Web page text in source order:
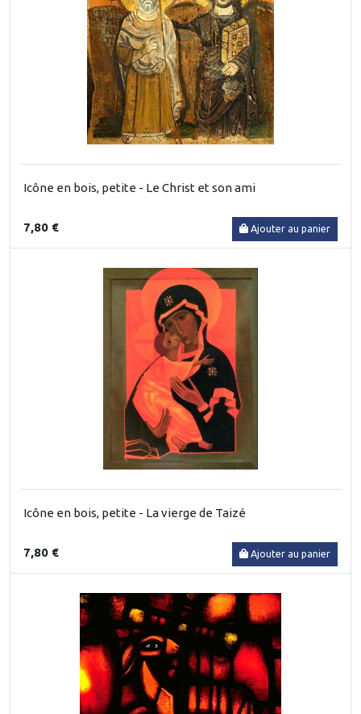
Icône en bois, petite - Le Christ et son ami
7,80 € Ajouter au panier
Icône en bois, petite - La vierge de Taizé
7,80 € Ajouter au panier